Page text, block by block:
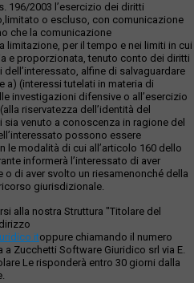
196/2003 l’esercizio dei diritti
o escluso, con comunicazione
che la comunicazione
per il tempo e nei limiti in cui
e proporzionata, tenuto conto dei diritti
alfine di salvaguardare
a) (interessi tutelati in materia di
investigazioni difensive o all’esercizio
riservatezza dell’identità del
venuto a conoscenza in ragione del
possono essere
le modalità di cui all’articolo 160 dello
informerà l’interessato di aver
di aver svolto un riesamenonché della
giurisdizionale.
alla nostra Struttura "Titolare del
oppure chiamando il numero
a Zucchetti Software Giuridico srl via E.
Le risponderà entro 30 giorni dalla